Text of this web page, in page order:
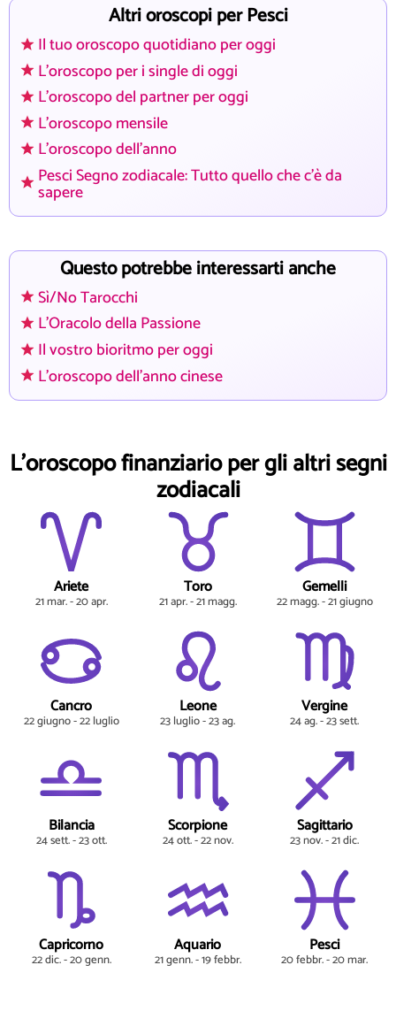
Altri oroscopi per Pesci
Il tuo oroscopo quotidiano per oggi
L'oroscopo per i single di oggi
L'oroscopo del partner per oggi
L'oroscopo mensile
L'oroscopo dell'anno
Pesci Segno zodiacale: Tutto quello che c'è da
sapere
Questo potrebbe interessarti anche
Sì/No Tarocchi
L'Oracolo della Passione
Il vostro bioritmo per oggi
L'oroscopo dell'anno cinese
L'oroscopo finanziario per gli altri segni
zodiacali
Ariete
21 mar. - 20 apr.
Toro
21 apr. - 21 magg.
Gemelli
22 magg. - 21 giugno
Cancro
22 giugno - 22 luglio
Leone
23 luglio - 23 ag.
Vergine
24 ag. - 23 sett.
Bilancia
24 sett. - 23 ott.
Scorpione
24 ott. - 22 nov.
Sagittario
23 nov. - 21 dic.
Capricorno
22 dic. - 20 genn.
Aquario
21 genn. - 19 febbr.
Pesci
20 febbr. - 20 mar.